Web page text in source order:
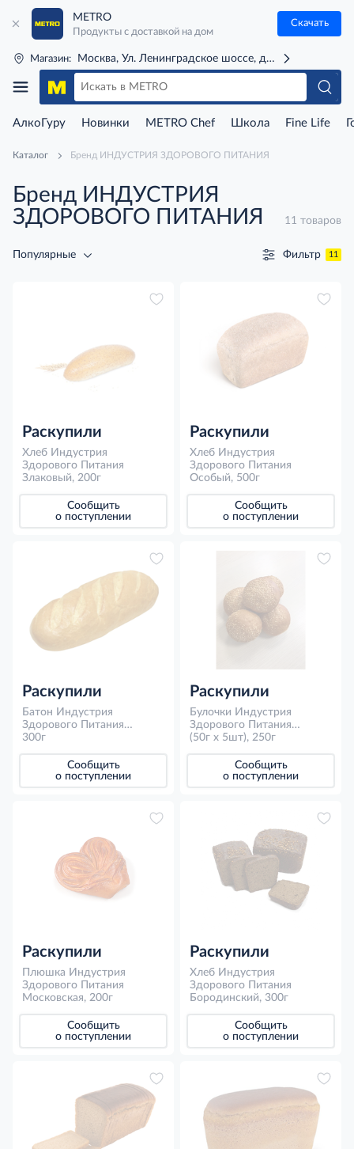
METRO
Продукты с доставкой на дом
Скачать
Магазин: Москва, Ул. Ленинградское шоссе, д. 71Г (м. Речной
АлкоГуру Новинки METRO Chef Школа Fine Life
Каталог Бренд ИНДУСТРИЯ ЗДОРОВОГО ПИТАНИЯ
Бренд ИНДУСТРИЯ
ЗДОРОВОГО ПИТАНИЯ
11 товаров
Популярные Фильтр 11
Раскупили
Хлеб Индустрия
Здорового Питания
Злаковый, 200г
Сообщить
о поступлении
Раскупили
Хлеб Индустрия
Здорового Питания
Особый, 500г
Сообщить
о поступлении
Раскупили
Батон Индустрия
Здорового Питания
Столичный высший сорт,
300г
Сообщить
о поступлении
Раскупили
Булочки Индустрия
Здорового Питания
Булочная мелочь 1 сорт
(50г x 5шт), 250г
Сообщить
о поступлении
Раскупили
Плюшка Индустрия
Здорового Питания
Московская, 200г
Сообщить
о поступлении
Раскупили
Хлеб Индустрия
Здорового Питания
Бородинский, 300г
Сообщить
о поступлении